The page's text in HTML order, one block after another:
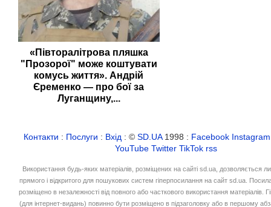
«Півторалітрова пляшка
"Прозорої" може коштувати
комусь життя». Андрій
Єременко — про бої за
Луганщину,...
Контакти : Послуги : Вхід : ©SD.UA1998 : Facebook Instagram
YouTube Twitter TikTok rss
Використання будь-яких матеріалів, розміщених на сайті sd.ua, дозволяється
прямого і відкритого для пошукових систем гіперпосилання на сайт sd.ua.
розміщено в незалежності від повного або часткового використання матеріалів.
(для інтернет-видань) повинно бути розміщено в підзаголовку або в першому